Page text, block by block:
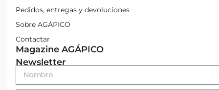
Pedidos, entregas y devoluciones
Sobre AGÁPICO
Contactar
Magazine AGÁPICO
Newsletter